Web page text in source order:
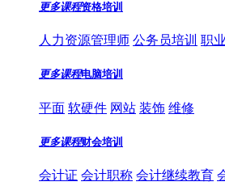
更多课程资格培训
人力资源管理师 公务员培训 职
更多课程电脑培训
平面 软硬件 网站 装饰 维修
更多课程财会培训
会计证 会计职称 会计继续教育